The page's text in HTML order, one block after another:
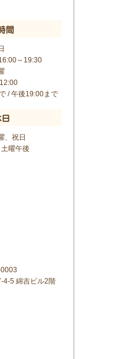
間
～19:30
/ 午後19:00まで
、祝日
曜午後
4-5 綿吉ビル2階